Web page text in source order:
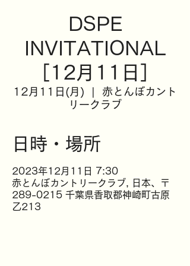
DSPE
INVITATIONAL
［12月11日］
12月11日(月)
赤とんぼカント
リークラブ
日時・場所
2023年12月11日 7:30
赤とんぼカントリークラブ, 日本、〒
289-0215 千葉県香取郡神崎町古原
乙213